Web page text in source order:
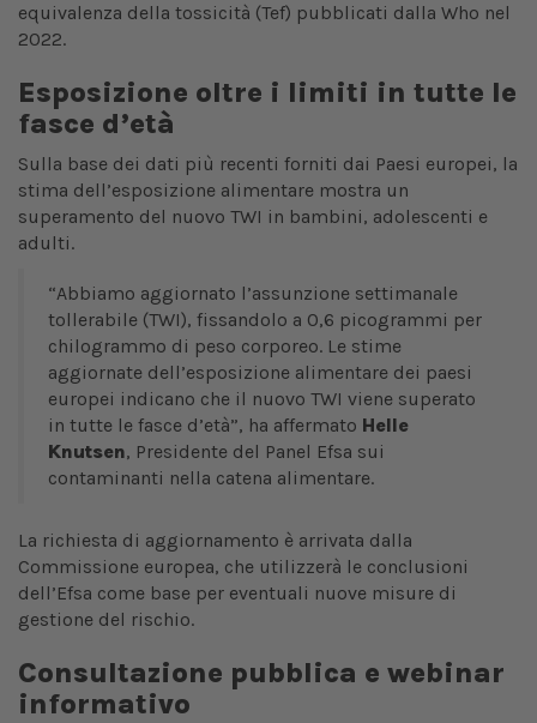
equivalenza della tossicità (Tef) pubblicati dalla Who nel
2022.
Esposizione oltre i limiti in tutte le
fasce d’età
Sulla base dei dati più recenti forniti dai Paesi europei, la
stima dell’esposizione alimentare mostra un
superamento del nuovo TWI in bambini, adolescenti e
adulti.
“Abbiamo aggiornato l’assunzione settimanale
tollerabile (TWI), fissandolo a 0,6 picogrammi per
chilogrammo di peso corporeo. Le stime
aggiornate dell’esposizione alimentare dei paesi
europei indicano che il nuovo TWI viene superato
in tutte le fasce d’età”, ha affermato Helle
Knutsen, Presidente del Panel Efsa sui
contaminanti nella catena alimentare.
La richiesta di aggiornamento è arrivata dalla
Commissione europea, che utilizzerà le conclusioni
dell’Efsa come base per eventuali nuove misure di
gestione del rischio.
Consultazione pubblica e webinar
informativo